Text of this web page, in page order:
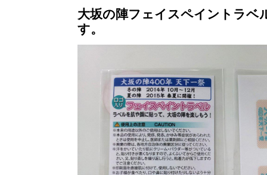
大坂の陣フェイスペイントラベ
す。